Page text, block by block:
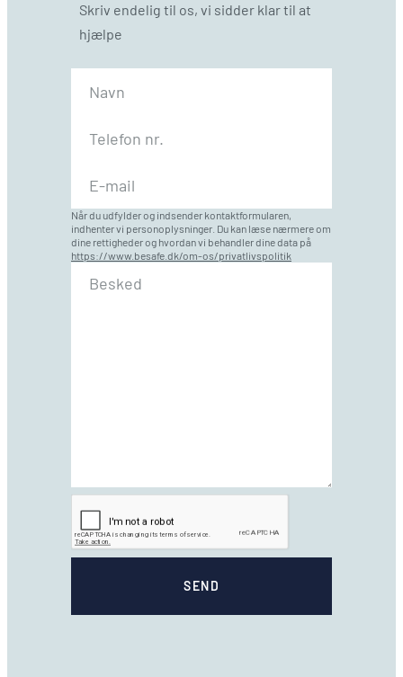
Skriv endelig til os, vi sidder klar til at
hjælpe
Når du udfylder og indsender kontaktformularen,
indhenter vi personoplysninger. Du kan læse nærmere om
dine rettigheder og hvordan vi behandler dine data på
https://www.besafe.dk/om-os/privatlivspolitik